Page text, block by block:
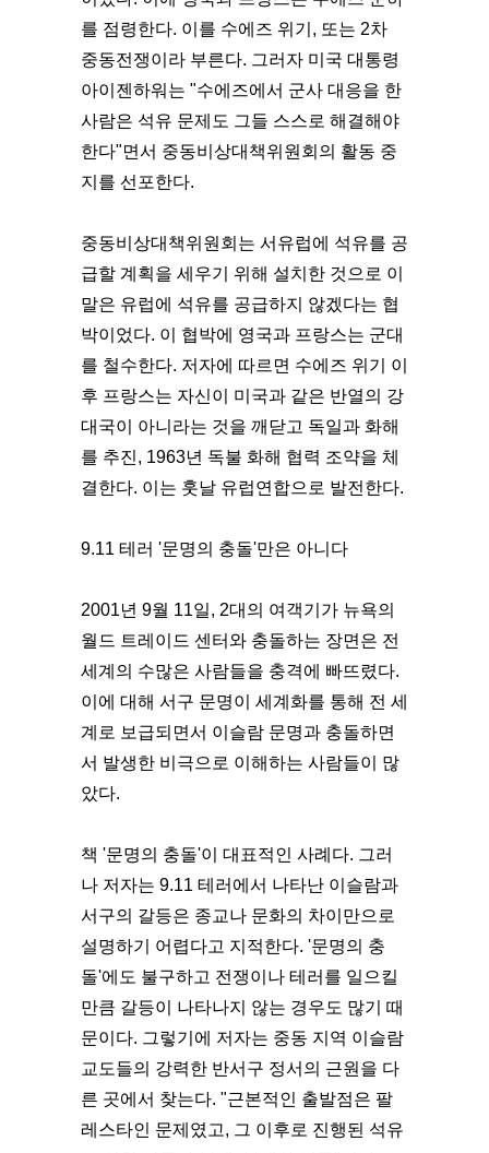
를 점령한다. 이를 수에즈 위기, 또는 2차
중동전쟁이라 부른다. 그러자 미국 대통령
아이젠하워는 "수에즈에서 군사 대응을 한
사람은 석유 문제도 그들 스스로 해결해야
한다"면서 중동비상대책위원회의 활동 중
지를 선포한다.
중동비상대책위원회는 서유럽에 석유를 공
급할 계획을 세우기 위해 설치한 것으로 이
말은 유럽에 석유를 공급하지 않겠다는 협
박이었다. 이 협박에 영국과 프랑스는 군대
를 철수한다. 저자에 따르면 수에즈 위기 이
후 프랑스는 자신이 미국과 같은 반열의 강
대국이 아니라는 것을 깨닫고 독일과 화해
를 추진, 1963년 독불 화해 협력 조약을 체
결한다. 이는 훗날 유럽연합으로 발전한다.
9.11 테러 '문명의 충돌'만은 아니다
2001년 9월 11일, 2대의 여객기가 뉴욕의
월드 트레이드 센터와 충돌하는 장면은 전
세계의 수많은 사람들을 충격에 빠뜨렸다.
이에 대해 서구 문명이 세계화를 통해 전 세
계로 보급되면서 이슬람 문명과 충돌하면
서 발생한 비극으로 이해하는 사람들이 많
았다.
책 '문명의 충돌'이 대표적인 사례다. 그러
나 저자는 9.11 테러에서 나타난 이슬람과
서구의 갈등은 종교나 문화의 차이만으로
설명하기 어렵다고 지적한다. '문명의 충
돌'에도 불구하고 전쟁이나 테러를 일으킬
만큼 갈등이 나타나지 않는 경우도 많기 때
문이다. 그렇기에 저자는 중동 지역 이슬람
교도들의 강력한 반서구 정서의 근원을 다
른 곳에서 찾는다. "근본적인 출발점은 팔
레스타인 문제였고, 그 이후로 진행된 석유